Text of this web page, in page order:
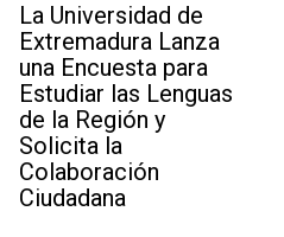
La Universidad de
Extremadura Lanza
una Encuesta para
Estudiar las Lenguas
de la Región y
Solicita la
Colaboración
Ciudadana